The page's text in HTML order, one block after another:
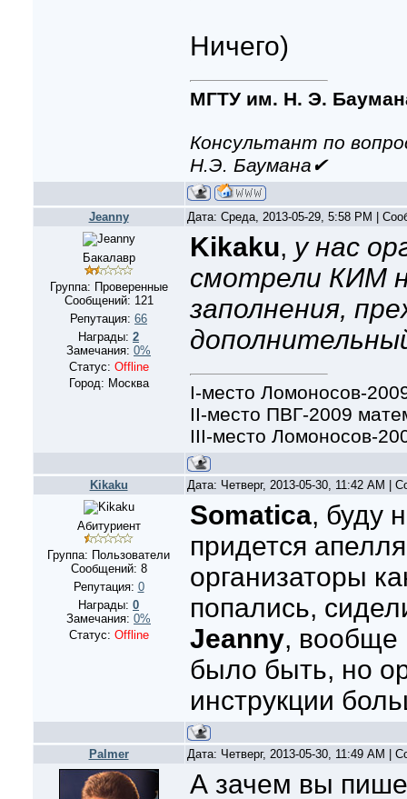
Ничего)
МГТУ им. Н. Э.
Консультант по
Н.Э. Баумана✔
Jeanny Дата: Среда, 2013-05-29, 5:58 PM |
Бакалавр
Группа: Проверенные
Сообщений: 121
Репутация: 66
Награды: 2
Замечания: 0%
Статус: Offline
Город: Москва
Kikaku, у нас
смотрели КИМ
заполнения,
I-место Ломоносов-
II-место ПВГ-2009
III-место Ломоносов-
Kikaku Дата: Четверг, 2013-05-30, 11:42 AM |
Абитуриент
Группа: Пользователи
Сообщений: 8
Репутация: 0
Награды: 0
Замечания: 0%
Статус: Offline
Somatica, буду
придется
организаторы
попались,
Jeanny, вообще
было быть, но
инструкции
Palmer Дата: Четверг, 2013-05-30, 11:49 AM |
А зачем вы